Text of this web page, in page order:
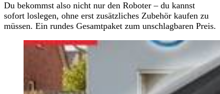
Du bekommst also nicht nur den Roboter – du kannst
sofort loslegen, ohne erst zusätzliches Zubehör kaufen zu
müssen. Ein rundes Gesamtpaket zum unschlagbaren Preis.